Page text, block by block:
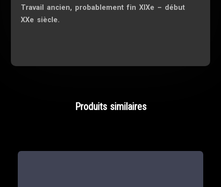
Travail ancien, probablement fin XIXe – début
XXe siècle.
Produits similaires